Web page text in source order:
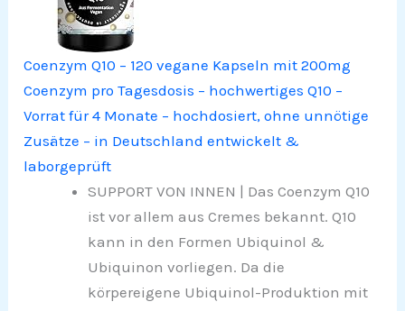
Coenzym Q10 – 120 vegane Kapseln mit 200mg
Coenzym pro Tagesdosis – hochwertiges Q10 –
Vorrat für 4 Monate – hochdosiert, ohne unnötige
Zusätze – in Deutschland entwickelt &
laborgeprüft
SUPPORT VON INNEN | Das Coenzym Q10
ist vor allem aus Cremes bekannt. Q10
kann in den Formen Ubiquinol &
Ubiquinon vorliegen. Da die
körpereigene Ubiquinol-Produktion mit